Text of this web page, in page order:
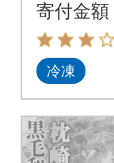
寄付金額
冷凍